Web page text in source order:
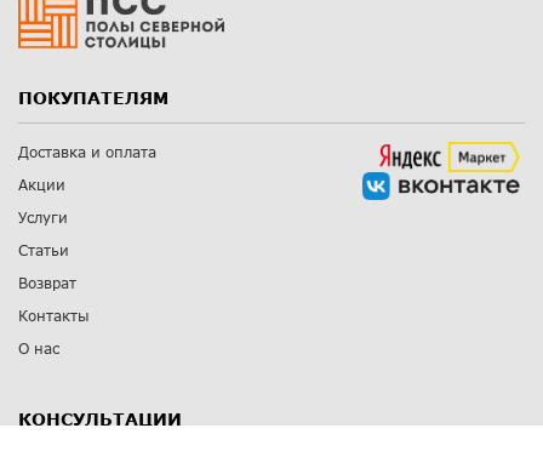
ПОКУПАТЕЛЯМ
Доставка и оплата
Акции
Услуги
Статьи
Возврат
Контакты
О нас
КОНСУЛЬТАЦИИ